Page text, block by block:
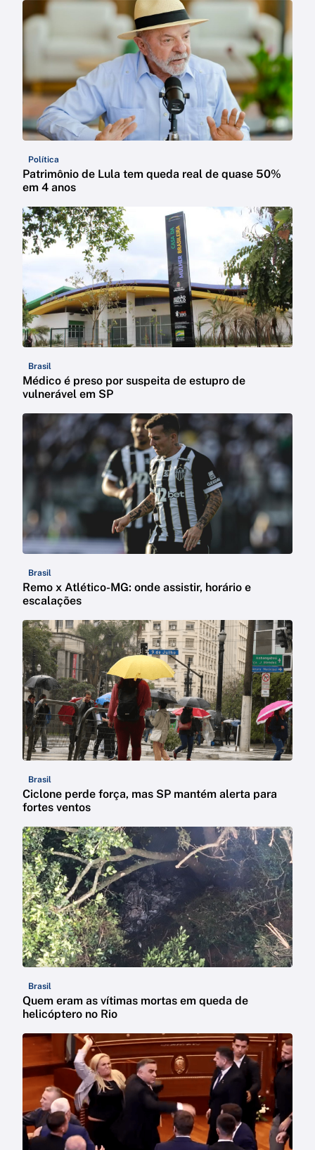
Política
Patrimônio de Lula tem queda real de quase 50%
em 4 anos
Brasil
Médico é preso por suspeita de estupro de
vulnerável em SP
Brasil
Remo x Atlético-MG: onde assistir, horário e
escalações
Brasil
Ciclone perde força, mas SP mantém alerta para
fortes ventos
Brasil
Quem eram as vítimas mortas em queda de
helicóptero no Rio